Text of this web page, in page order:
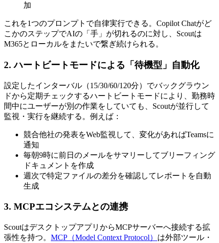
加
これを1つのプロンプトで自律実行できる。Copilot Chatがど
こかのステップでAIの「手」が切れるのに対し、Scoutは
M365とローカルをまたいで繋ぎ続けられる。
2. ハートビートモードによる「待機型」自動化
設定したインターバル（15/30/60/120分）でバックグラウン
ドから定期チェックするハートビートモードにより、勤務時
間中にユーザーが別の作業をしていても、Scoutが並行して
監視・実行を継続する。例えば：
競合他社の発表をWeb監視して、変化があればTeamsに
通知
毎朝9時に前日のメールをサマリーしてブリーフィング
ドキュメントを作成
週次で特定ファイルの差分を確認してレポートを自動
生成
3. MCPエコシステムとの連携
ScoutはデスクトップアプリからMCPサーバーへ接続する拡
張性を持つ。 MCP（Model Context Protocol） は外部ツール・